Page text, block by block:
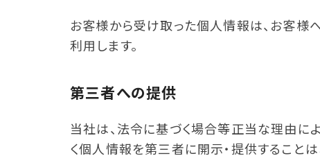
お客様から受け取った個人情報は、お客様
利用します。
第三者への提供
当社は、法令に基づく場合等正当な理由に
く個人情報を第三者に開示・提供することは